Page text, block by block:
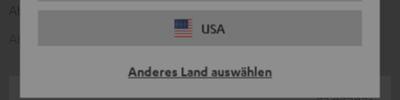
USA
Anderes Land auswählen
AI-generiert aus dem Text unserer Kundenrezensionen